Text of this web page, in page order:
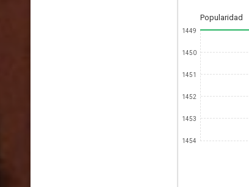
Popularidad
1449
1450
1451
1452
1453
1454